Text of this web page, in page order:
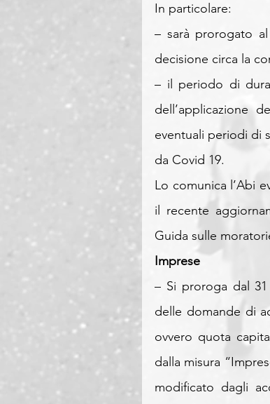
In particolare:
– sarà prorogato
decisione circa la
– il periodo di
dell’applicazione
eventuali periodi di
da Covid 19.
Lo comunica l’Abi
il recente
Guida sulle
Imprese
– Si proroga dal
delle domande di
ovvero quota
dalla misura
modificato dagli